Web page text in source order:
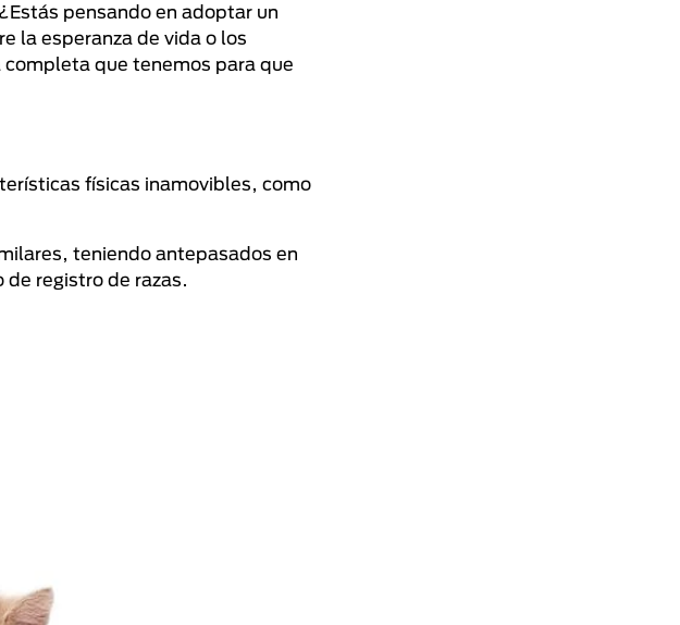
pensando en adoptar un
la esperanza de vida o los
que tenemos para que
físicas inamovibles, como
teniendo antepasados en
de registro de razas.